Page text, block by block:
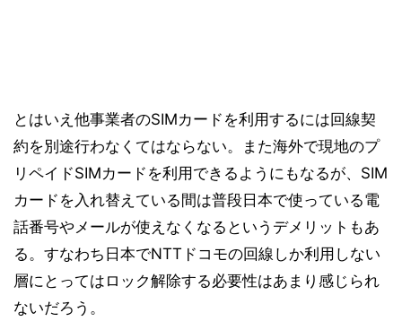
とはいえ他事業者のSIMカードを利用するには回線契
約を別途行わなくてはならない。また海外で現地のプ
リペイドSIMカードを利用できるようにもなるが、SIM
カードを入れ替えている間は普段日本で使っている電
話番号やメールが使えなくなるというデメリットもあ
る。すなわち日本でNTTドコモの回線しか利用しない
層にとってはロック解除する必要性はあまり感じられ
ないだろう。